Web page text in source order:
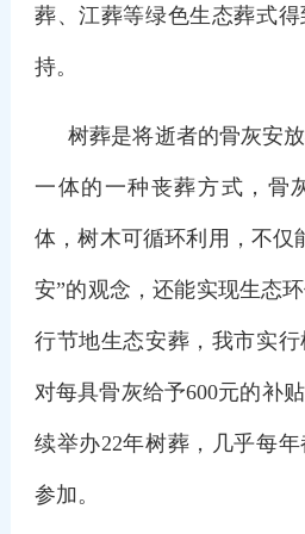
葬、江葬等绿色生态葬式
持。
树葬是将逝者的骨灰安
一体的一种丧葬方式，骨
体，树木可循环利用，不仅
安”的观念，还能实现生态
行节地生态安葬，我市实行
对每具骨灰给予600元的补
续举办22年树葬，几乎每
参加。